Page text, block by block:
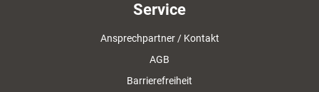
Service
Ansprechpartner / Kontakt
AGB
Barrierefreiheit